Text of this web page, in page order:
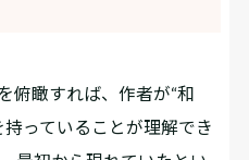
俯瞰すれば、作者が“和
っていることが理解でき